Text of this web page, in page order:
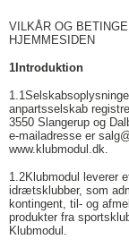
VILKÅR OG
HJEMMESIDEN
1 Introduktion
1.1
anpartsselskab
3550 Slangerup og
e-mailadresse er
www.klubmodul.dk.
1.2Klubmodul leverer
idrætsklubber, som
kontingent, til- og
produkter fra
Klubmodul.